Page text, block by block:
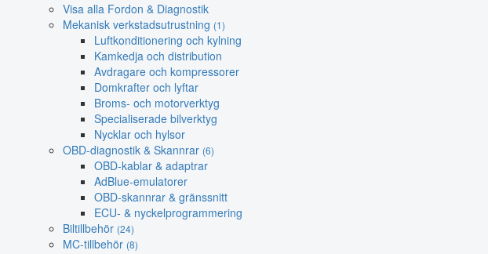
Visa alla Fordon & Diagnostik
Mekanisk verkstadsutrustning (1)
Luftkonditionering och kylning
Kamkedja och distribution
Avdragare och kompressorer
Domkrafter och lyftar
Broms- och motorverktyg
Specialiserade bilverktyg
Nycklar och hylsor
OBD-diagnostik & Skannrar (6)
OBD-kablar & adaptrar
AdBlue-emulatorer
OBD-skannrar & gränssnitt
ECU- & nyckelprogrammering
Biltillbehör (24)
MC-tillbehör (8)